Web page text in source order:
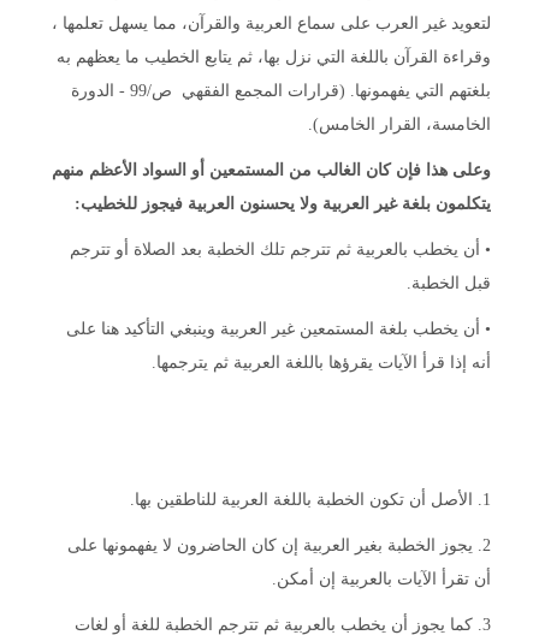
لتعويد غير العرب على سماع العربية والقرآن، مما يسهل تعلمها ،
وقراءة القرآن باللغة التي نزل بها، ثم يتابع الخطيب ما يعظهم به
بلغتهم التي يفهمونها. (قرارات المجمع الفقهي ص/99 - الدورة
الخامسة، القرار الخامس).
وعلى هذا فإن كان الغالب من المستمعين أو السواد الأعظم منهم
يتكلمون بلغة غير العربية ولا يحسنون العربية فيجوز للخطيب:
• أن يخطب بالعربية ثم تترجم تلك الخطبة بعد الصلاة أو تترجم
قبل الخطبة.
• أن يخطب بلغة المستمعين غير العربية وينبغي التأكيد هنا على
أنه إذا قرأ الآيات يقرؤها باللغة العربية ثم يترجمها.
1. الأصل أن تكون الخطبة باللغة العربية للناطقين بها.
2. يجوز الخطبة بغير العربية إن كان الحاضرون لا يفهمونها على
أن تقرأ الآيات بالعربية إن أمكن.
3. كما يجوز أن يخطب بالعربية ثم تترجم الخطبة للغة أو لغات